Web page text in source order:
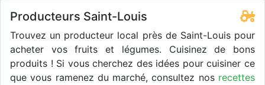
Producteurs Saint-Louis
Trouvez un producteur local près de Saint-Louis pour
acheter vos fruits et légumes. Cuisinez de bons
produits ! Si vous cherchez des idées pour cuisiner ce
que vous ramenez du marché, consultez nos recettes